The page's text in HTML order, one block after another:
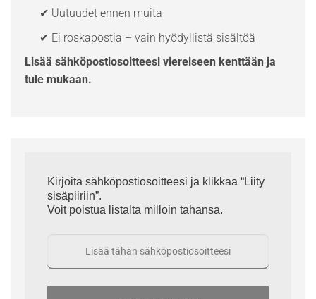
✔ Uutuudet ennen muita
✔ Ei roskapostia – vain hyödyllistä sisältöä
Lisää sähköpostiosoitteesi viereiseen kenttään ja
tule mukaan.
Kirjoita sähköpostiosoitteesi ja klikkaa “Liity
sisäpiiriin”.
Voit poistua listalta milloin tahansa.